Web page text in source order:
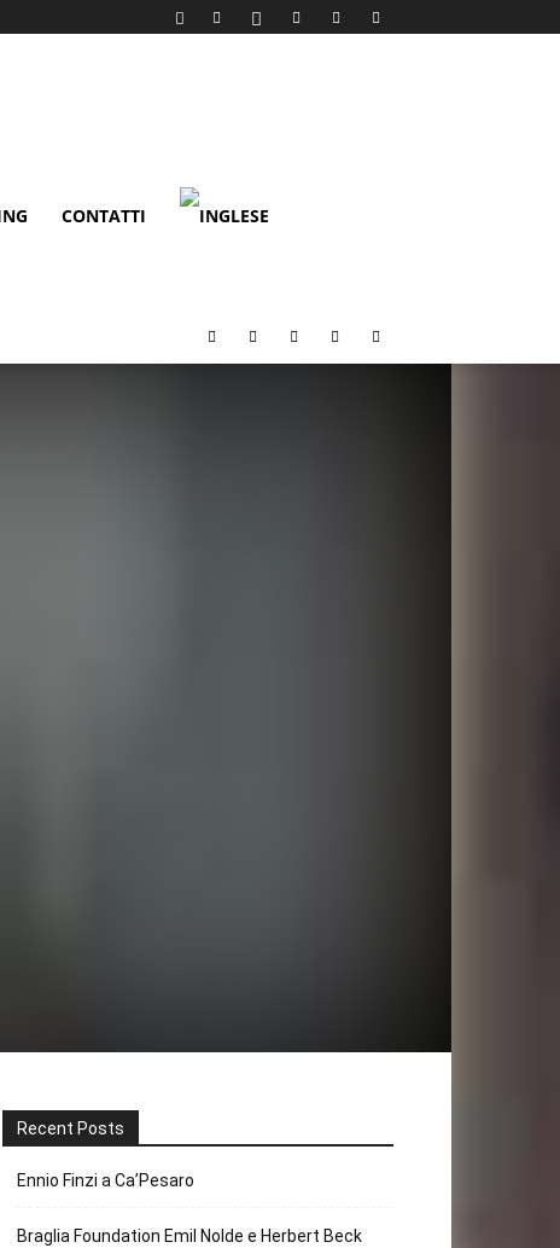
CONTATTI
Recent Posts
Ennio Finzi a Ca’Pesaro
Braglia Foundation Emil Nolde e Herbert Beck